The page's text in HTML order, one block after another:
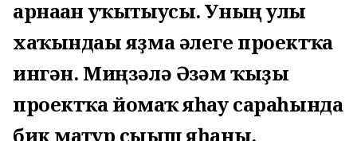
арнаған уҡытыусы. Уның улы
хаҡындағы яҙма әлеге проектҡа
ингән. Миңзәлә Әғзәм ҡыҙы
проектҡа йомғаҡ яһау сараһында
бик матур сығыш яһаны.